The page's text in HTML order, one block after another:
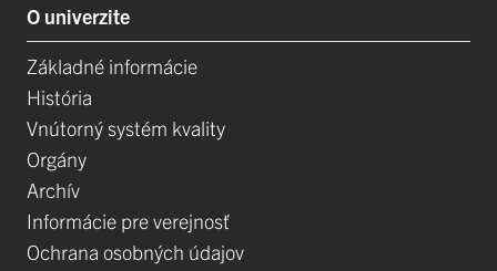
O univerzite
Základné informácie
História
Vnútorný systém kvality
Orgány
Archív
Informácie pre verejnosť
Ochrana osobných údajov